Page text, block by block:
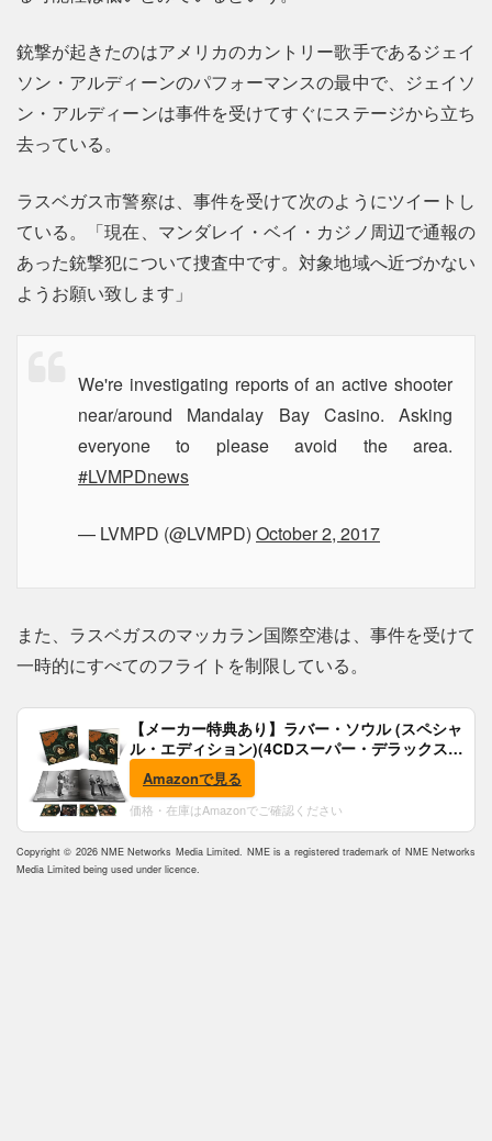
銃撃が起きたのはアメリカのカントリー歌手であるジェイ
ソン・アルディーンのパフォーマンスの最中で、ジェイソ
ン・アルディーンは事件を受けてすぐにステージから立ち
去っている。
ラスベガス市警察は、事件を受けて次のようにツイートし
ている。「現在、マンダレイ・ベイ・カジノ周辺で通報の
あった銃撃犯について捜査中です。対象地域へ近づかない
ようお願い致します」
We're investigating reports of an active shooter
near/around Mandalay Bay Casino. Asking
everyone to please avoid the area.
#LVMPDnews
— LVMPD (@LVMPD) October 2, 2017
また、ラスベガスのマッカラン国際空港は、事件を受けて
一時的にすべてのフライトを制限している。
【メーカー特典あり】ラバー・ソウル (スペシャ
ル・エディション)(4CDスーパー・デラックス)
(完全生産限定盤)(SHM-CD)(特典:B2ポスター付)
Amazonで見る
価格・在庫はAmazonでご確認ください
Copyright © 2026 NME Networks Media Limited. NME is a registered trademark of NME Networks
Media Limited being used under licence.